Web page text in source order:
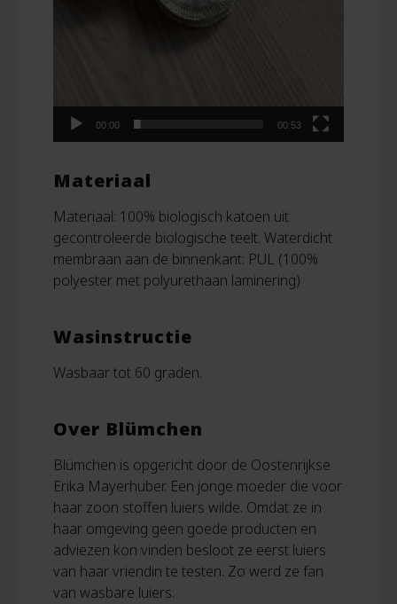
00:00 00:53
Materiaal
Materiaal: 100% biologisch katoen uit
gecontroleerde biologische teelt. Waterdicht
membraan aan de binnenkant: PUL (100%
polyester met polyurethaan laminering)
Wasinstructie
Wasbaar tot 60 graden.
Over Blümchen
Blümchen is opgericht door de Oostenrijkse
Erika Mayerhuber. Een jonge moeder die voor
haar zoon stoffen luiers wilde. Omdat ze in
haar omgeving geen goede producten en
adviezen kon vinden besloot ze eerst luiers
van haar vriendin te testen. Zo werd ze fan
van wasbare luiers.